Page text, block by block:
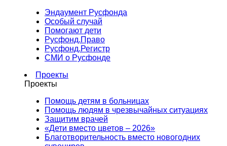
Эндаумент Русфонда
Особый случай
Помогают дети
Русфонд.Право
Русфонд.Регистр
СМИ о Русфонде
Проекты
Проекты
Помощь детям в больницах
Помощь людям в чрезвычайных ситуациях
Защитим врачей
«Дети вместо цветов – 2026»
Благотворительность вместо новогодних